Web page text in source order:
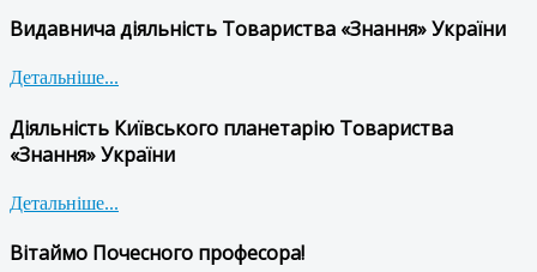
Видавнича діяльність Товариства «Знання» України
Детальніше...
Діяльність Київського планетарію Товариства
«Знання» України
Детальніше...
Вітаймо Почесного професора!